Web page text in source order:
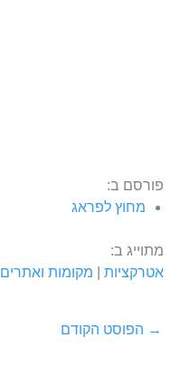
פורסם ב:
מחוץ לפראג
מתוייג ב:
אטרקציות
מקומות ואתרים
→ הפוסט הקודם